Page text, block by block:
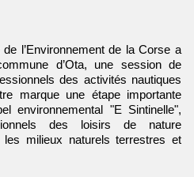
d’Ota, une session de
des activités nautiques
marque une étape importante
environnemental "E Sintinelle",
des loisirs de nature
les milieux naturels terrestres et